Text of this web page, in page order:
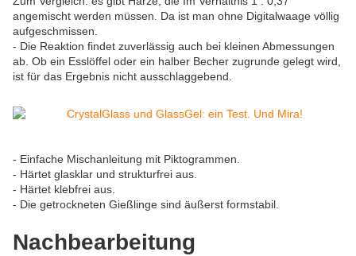
angemischt werden müssen. Da ist man ohne Digitalwaage völlig
aufgeschmissen.
- Die Reaktion findet zuverlässig auch bei kleinen Abmessungen
ab. Ob ein Esslöffel oder ein halber Becher zugrunde gelegt wird,
ist für das Ergebnis nicht ausschlaggebend.
- Einfache Mischanleitung mit Piktogrammen.
- Härtet glasklar und strukturfrei aus.
- Härtet klebfrei aus.
- Die getrockneten Gießlinge sind äußerst formstabil.
Nachbearbeitung